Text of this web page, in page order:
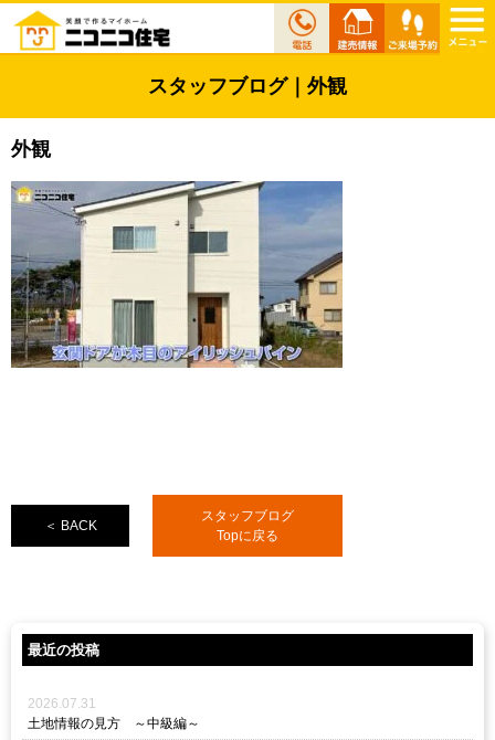
スタッフブログ｜外観
外観
＜ BACK
スタッフブログ
Topに戻る
最近の投稿
2026.07.31
土地情報の見方 ～中級編～